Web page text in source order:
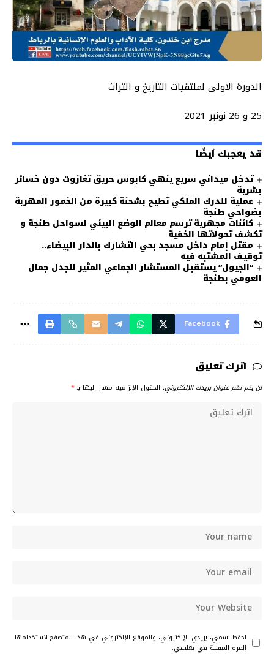
الدورة الاولى لملتقيات التاريخ و التراث
25 و 26 نونبر 2021
قد يعجبك أيضًا
تدخل ميداني سريع ينهي كابوس حريق تغازوت دون خسائر
بشرية
عملية للدرك الملكي تطيح بشحنة كبيرة من الخمور المهربة
بضواحي طنجة
كائنات مجهرية ترسم معالم الوضع البيئي لسواحل طنجة و
تكشف تحولاتها الخفية
مقتل إمام داخل مسجد بحي التشارك بالدار البيضاء..
توقيف المشتبه فيه
“الجيول” يستقبل المستشار الجماعي المثير للجدل جمال
العومي بطنجة
Facebook
اترك تعليق
لن يتم نشر عنوان بريدك الإلكتروني. الحقول الإلزامية مشار إليها بـ *
احفظ اسمي، بريدي الإلكتروني، والموقع الإلكتروني في هذا المتصفح لاستخدامها
المرة المقبلة في تعليقي.